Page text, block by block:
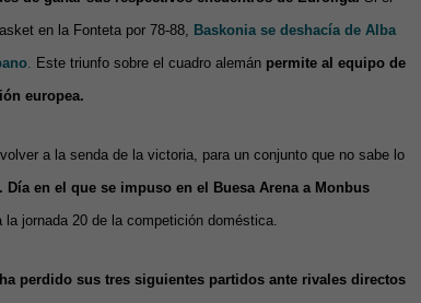
en la Fonteta por 78-88, Baskonia se deshacía de Alba
. Este triunfo sobre el cuadro alemán permite al equipo de
europea.
a la senda de la victoria, para un conjunto que no sabe lo
Día en el que se impuso en el Buesa Arena a Monbus
la jornada 20 de la competición doméstica.
perdido sus tres siguientes partidos ante rivales directos